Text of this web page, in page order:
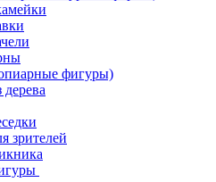
фигуры)
зрителей